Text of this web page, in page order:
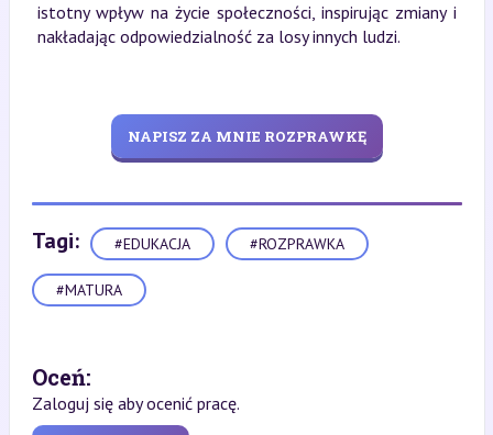
istotny wpływ na życie społeczności, inspirując zmiany i
nakładając odpowiedzialność za losy innych ludzi.
NAPISZ ZA MNIE ROZPRAWKĘ
Tagi: #EDUKACJA #ROZPRAWKA
#MATURA
Oceń:
Zaloguj się aby ocenić pracę.